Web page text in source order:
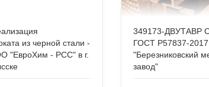
из черной стали -
"ЕвроХим - РСС" в г.
349173-ДВУТАВР
ГОСТ Р57837-
"Березниковский
завод"